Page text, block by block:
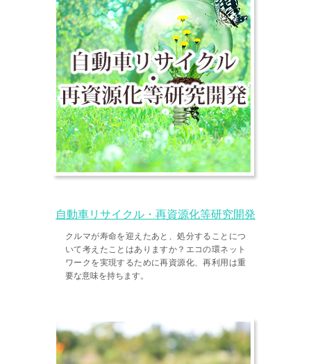
自動車リサイクル・再資源化等研究開発
クルマが寿命を迎えたあと、処分することにつ
いて考えたことはありますか？エコの環ネット
ワークを実現するために再資源化、再利用は重
要な意味を持ちます。